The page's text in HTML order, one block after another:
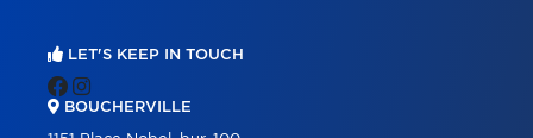
LET'S KEEP IN TOUCH
BOUCHERVILLE